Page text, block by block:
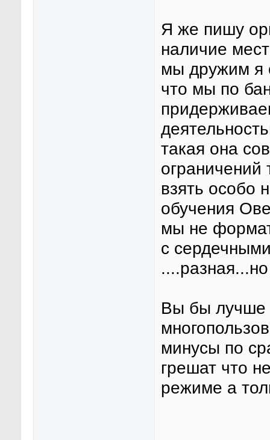
Я же пишу
наличие
мы дружим я
что мы по
такая она
ограничений
взять особо
обучения
мы не
с
Вы бы лучше
минусы по
грешат что
режиме а